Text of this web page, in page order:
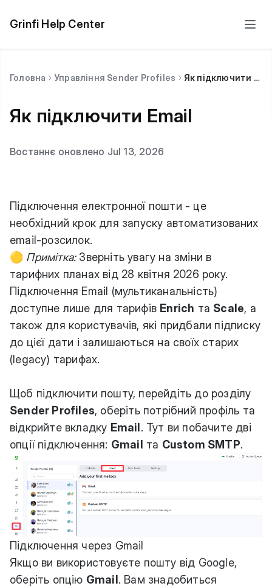
Grinfi Help Center
Головна Управління Sender Profiles Як підключити Email
Як підключити Email
Востаннє оновлено Jul 13, 2026
Підключення електронної пошти - це
необхідний крок для запуску автоматизованих
email-розсилок.
🟡 Примітка:Зверніть увагу на зміни в
тарифних планах від 28 квітня 2026 року.
Підключення Email (мультиканальність)
доступне лише для тарифів Enrich та Scale, а
також для користувачів, які придбали підписку
до цієї дати і залишаються на своїх старих
(legacy) тарифах.
Щоб підключити пошту, перейдіть до розділу
Sender Profiles, оберіть потрібний профіль та
відкрийте вкладку Email . Тут ви побачите дві
опції підключення: Gmail та Custom SMTP.
Підключення через Gmail
Якщо ви використовуєте пошту від Google,
оберіть опцію Gmail. Вам знадобиться